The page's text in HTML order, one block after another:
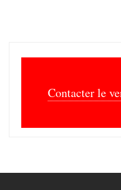
Santé - Yoga - Forme
Contacter le